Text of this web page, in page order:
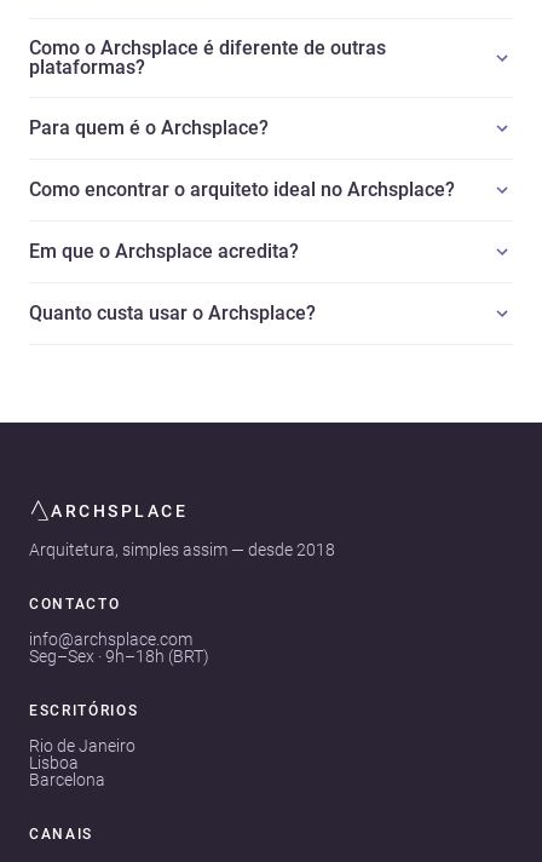
Como o Archsplace é diferente de outras
plataformas?
Para quem é o Archsplace?
Como encontrar o arquiteto ideal no Archsplace?
Em que o Archsplace acredita?
Quanto custa usar o Archsplace?
ARCHSPLACE
Arquitetura, simples assim — desde 2018
CONTACTO
info@archsplace.com
Seg–Sex · 9h–18h (BRT)
ESCRITÓRIOS
Rio de Janeiro
Lisboa
Barcelona
CANAIS